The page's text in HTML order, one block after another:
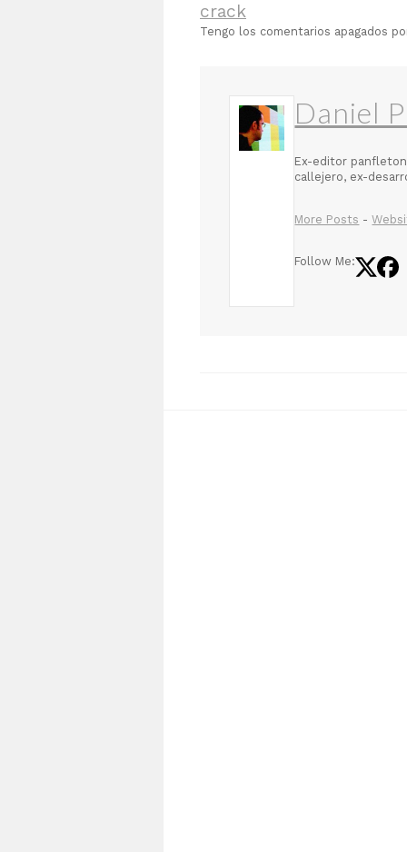
crack
Tengo los comentarios apagados
Daniel
Ex-editor
callejero, ex-
More Posts -
Follow Me: